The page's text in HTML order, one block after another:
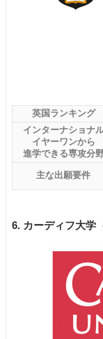
英国ランキング
インターナショナ
イヤーワンから
進学できる専攻分
主な出願要件
6. カーディフ大学